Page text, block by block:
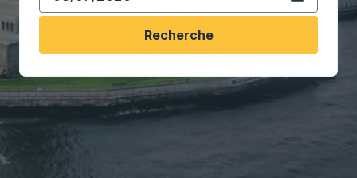
Recherche
Voyager en toute simplicité avec